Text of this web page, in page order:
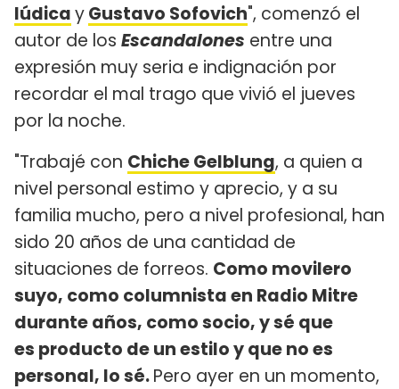
IúdicayGustavo Sofovich", comenzó el
autor de los Escandalones entre una
expresión muy seria e indignación por
recordar el mal trago que vivió el jueves
por la noche.
"Trabajé con Chiche Gelblung, a quien a
nivel personal estimo y aprecio, y a su
familia mucho, pero a nivel profesional, han
sido 20 años de una cantidad de
situaciones de forreos. Como movilero
suyo, como columnista en Radio Mitre
durante años, como socio, y sé que
es producto de un estilo y que no es
personal, lo sé.Pero ayer en un momento,